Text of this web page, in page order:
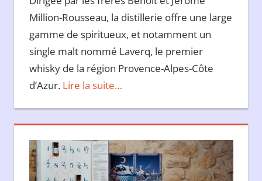
Million-Rousseau, la distillerie offre une large
gamme de spiritueux, et notamment un
single malt nommé Laverq, le premier
whisky de la région Provence-Alpes-Côte
d’Azur. Lire la suite…